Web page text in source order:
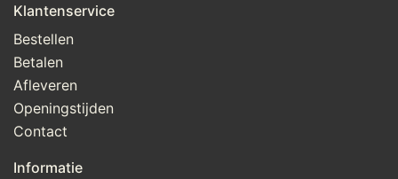
Klantenservice
Bestellen
Betalen
Afleveren
Openingstijden
Contact
Informatie